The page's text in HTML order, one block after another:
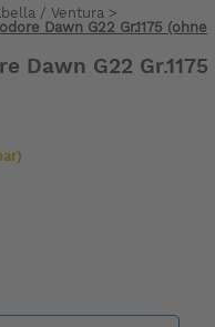
/ Ventura>
Dawn G22 Gr.1175 (ohne
Dawn G22 Gr.1175